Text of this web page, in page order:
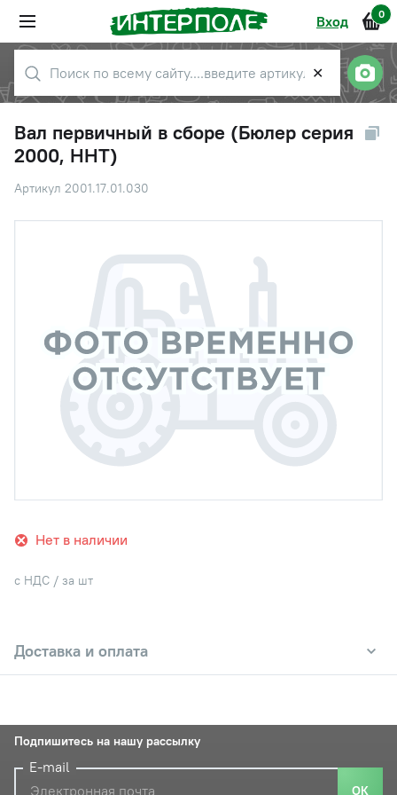
Вход 0
✕
Вал первичный в сборе (Бюлер серия
2000, ННТ)
Артикул 2001.17.01.030
Нет в наличии
с НДС / за шт
Доставка и оплата
Подпишитесь на нашу рассылку
E-mail
ОК